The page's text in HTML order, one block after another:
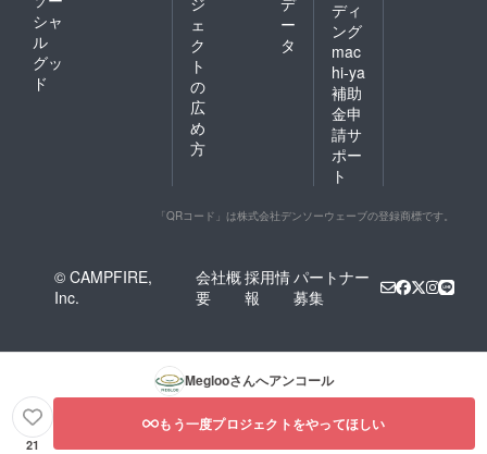
シャ
ル
グッ
ド
ェ
ク
ト
の
広
め
方
ー
タ
ディ
ング
mac
hi-ya
補助
金申
請サ
ポー
ト
「QRコード」は株式会社デンソーウェーブの登録商標です。
© CAMPFIRE,
Inc.
会社概
要
採用情
報
パートナー
募集
Meglooさんへアンコール
21
もう一度プロジェクトをやってほしい